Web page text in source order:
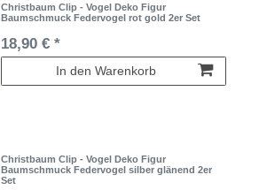
Christbaum Clip - Vogel Deko Figur
Baumschmuck Federvogel rot gold 2er Set
18,90 € *
In den Warenkorb
Christbaum Clip - Vogel Deko Figur
Baumschmuck Federvogel silber glänend 2er
Set